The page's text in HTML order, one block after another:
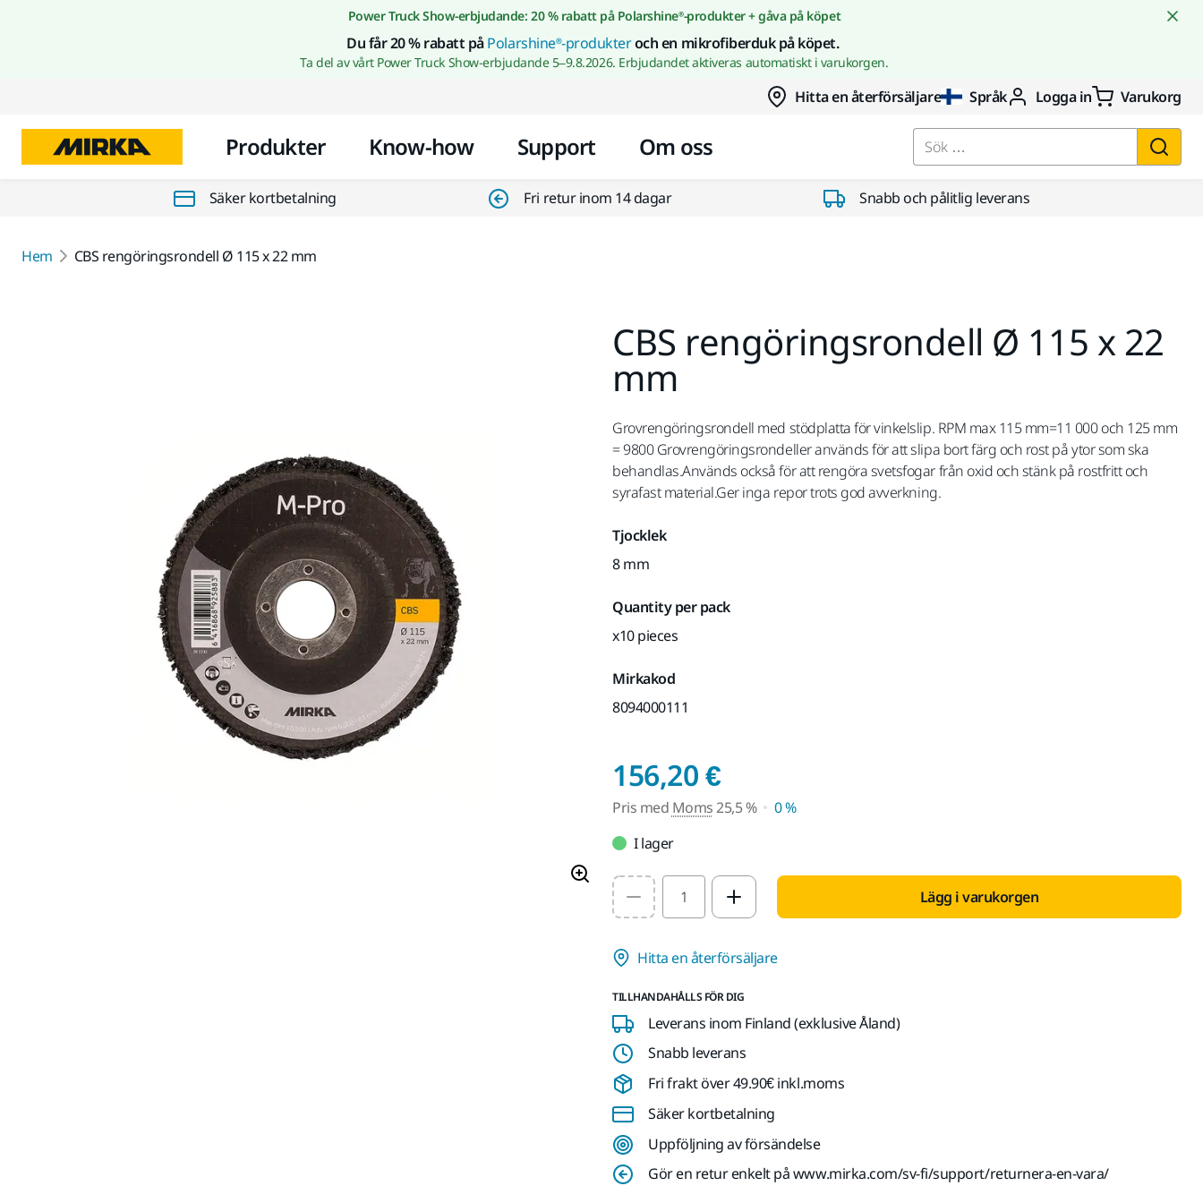
Gå till innehållet
Power Truck Show-erbjudande: 20 % rabatt på Polarshine®-produkter + gåva på köpet
Du får 20 % rabatt påPolarshine®-produkteroch en mikrofiberduk på köpet.
Ta del av vårt Power Truck Show-erbjudande 5–9.8.2026. Erbjudandet aktiveras automatiskt i varukorgen.
Hitta en återförsäljare Språk Logga in Varukorg
Produkter Know-how Support Om oss Sök …
Säker kortbetalning Fri retur inom 14 dagar Snabb och pålitlig leverans
Hem CBS rengöringsrondell Ø 115 x 22 mm
CBS rengöringsrondell Ø 115 x 22
mm
Grovrengöringsrondell med stödplatta för vinkelslip. RPM max 115 mm=11 000 och 125 mm
= 9800 Grovrengöringsrondeller används för att slipa bort färg och rost på ytor som ska
behandlas.Används också för att rengöra svetsfogar från oxid och stänk på rostfritt och
syrafast material.Ger inga repor trots god avverkning.
Tjocklek
8 mm
Quantity per pack
x10 pieces
Mirkakod
8094000111
156,20 €Pris med Moms 25,5 %
Pris med Moms25,5 %
0 %
I lager
Select quantity value Lägg i varukorgen
Hitta en återförsäljare
TILLHANDAHÅLLS FÖR DIG
Leverans inom Finland (exklusive Åland)
Snabb leverans
Fri frakt över 49.90€ inkl.moms
Säker kortbetalning
Uppföljning av försändelse
Gör en retur enkelt på www.mirka.com/sv-fi/support/returnera-en-vara/